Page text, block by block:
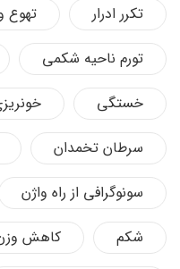
تکرر ادرار
تهوع
تورم ناحیه شکمی
خستگی
سرطان تخمدان
سونوگرافی از راه واژن
شکم
کاهش